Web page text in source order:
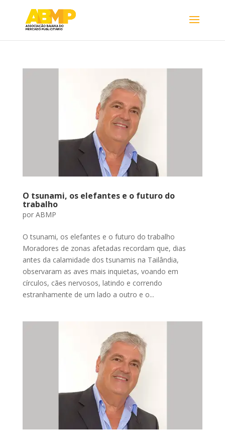
O tsunami, os elefantes e o futuro do
trabalho
por ABMP
O tsunami, os elefantes e o futuro do trabalho
Moradores de zonas afetadas recordam que, dias
antes da calamidade dos tsunamis na Tailândia,
observaram as aves mais inquietas, voando em
círculos, cães nervosos, latindo e correndo
estranhamente de um lado a outro e o...